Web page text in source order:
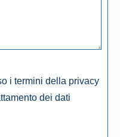
i termini della privacy
dei dati